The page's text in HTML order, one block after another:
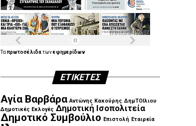
Ταπρωτοσέλιδατωνεφημερίδων
ΕΤΙΚΈΤΕΣ
Αγία Βαρβάρα Αντώνης Κακούρης ΔημΤΟΙλιου
Δημοτικές Εκλογές Δημοτική Ισοπολιτεία
Δημοτικό Συμβούλιο Επιστολή Εταιρεία